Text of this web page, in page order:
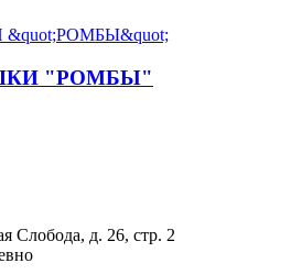
"РОМБЫ"
Слобода, д. 26, стр. 2